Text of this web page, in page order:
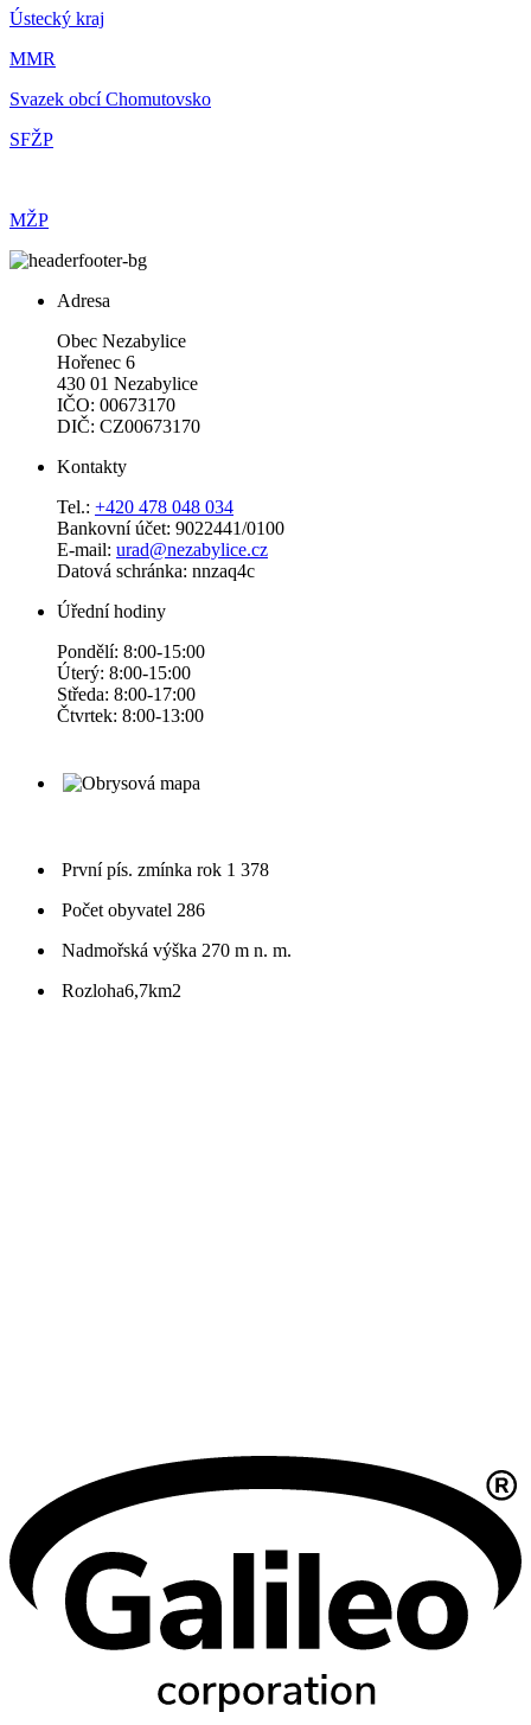
Ústecký kraj
MMR
Svazek obcí Chomutovsko
SFŽP
MŽP
Adresa
Obec Nezabylice
Hořenec 6
430 01 Nezabylice
IČO: 00673170
DIČ: CZ00673170
Kontakty
Tel.: +420 478 048 034
Bankovní účet: 9022441/0100
E-mail: urad@nezabylice.cz
Datová schránka: nnzaq4c
Úřední hodiny
Pondělí: 8:00-15:00
Úterý: 8:00-15:00
Středa: 8:00-17:00
Čtvrtek: 8:00-13:00
První pís. zmínka rok 1 378
Počet obyvatel 286
Nadmořská výška 270 m n. m.
Rozloha6,7km2